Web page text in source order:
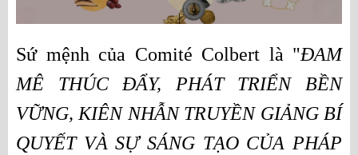
Sứ mệnh của Comité Colbert là "ĐAM
MÊ THÚC ĐẨY, PHÁT TRIỂN BỀN
VỮNG, KIÊN NHẪN TRUYỀN GIẢNG BÍ
QUYẾT VÀ SỰ SÁNG TẠO CỦA PHÁP